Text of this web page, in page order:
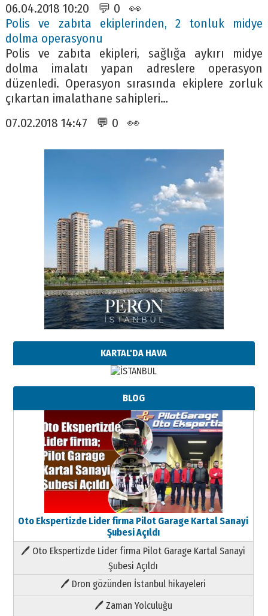
06.04.2018 10:20 💬 0 👀
Polis ve zabıta ekiplerinden, 2 tonluk midye
dolma operasyonu
Polis ve zabıta ekipleri, sağlığa aykırı midye
dolma imalatı yapan adreslere operasyon
düzenledi. Operasyon sırasında ekiplere zorluk
çıkartan imalathane sahipleri…
07.02.2018 14:47 💬 0 👀
KARTAL'DA HAVA
BLOG
Oto Ekspertizde Lider firma Pilot Garage Kartal Sanayi
Şubesi Açıldı
🖊 Oto Ekspertizde Lider firma Pilot Garage Kartal Sanayi
Şubesi Açıldı
🖊 Dron gözünden İstanbul hikayeleri
🖊 Zaman Yolculuğu